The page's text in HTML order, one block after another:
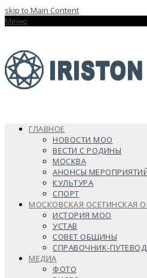
skip to Main Content
Меню
ГЛАВНОЕ
НОВОСТИ МОО
ВЕСТИ С РОДИНЫ
МОСКВА
АНОНСЫ
КУЛЬТУРА
СПОРТ
МОСКОВСКАЯ ОСЕТИНСКАЯ
ИСТОРИЯ МОО
УСТАВ
СОВЕТ ОБЩИНЫ
СПРАВОЧНИК-
МЕДИА
ФОТО